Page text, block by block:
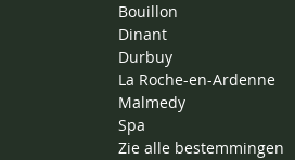
Bouillon
Dinant
Durbuy
La Roche-en-Ardenne
Malmedy
Spa
Zie alle bestemmingen